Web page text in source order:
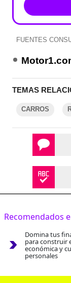
FUENTES
TEMAS
CARROS
Recomendados
Domina tus
para construir
económica y
personales